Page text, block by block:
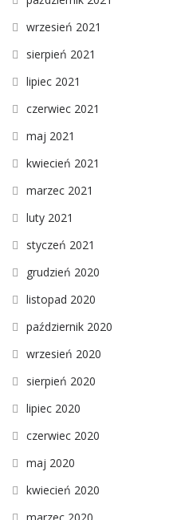
wrzesień 2021
sierpień 2021
lipiec 2021
czerwiec 2021
maj 2021
kwiecień 2021
marzec 2021
luty 2021
styczeń 2021
grudzień 2020
listopad 2020
październik 2020
wrzesień 2020
sierpień 2020
lipiec 2020
czerwiec 2020
maj 2020
kwiecień 2020